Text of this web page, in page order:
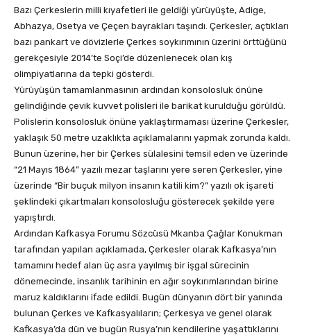
Bazı Çerkeslerin milli kıyafetleri ile geldiği yürüyüşte, Adige,
Abhazya, Osetya ve Çeçen bayrakları taşındı. Çerkesler, açtıkları
bazı pankart ve dövizlerle Çerkes soykırımının üzerini örttüğünü
gerekçesiyle 2014’te Soçi’de düzenlenecek olan kış
olimpiyatlarına da tepki gösterdi.
Yürüyüşün tamamlanmasının ardından konsolosluk önüne
gelindiğinde çevik kuvvet polisleri ile barikat kurulduğu görüldü.
Polislerin konsolosluk önüne yaklaştırmaması üzerine Çerkesler,
yaklaşık 50 metre uzaklıkta açıklamalarını yapmak zorunda kaldı.
Bunun üzerine, her bir Çerkes sülalesini temsil eden ve üzerinde
“21 Mayıs 1864” yazılı mezar taşlarını yere seren Çerkesler, yine
üzerinde “Bir buçuk milyon insanın katili kim?” yazılı ok işareti
şeklindeki çıkartmaları konsolosluğu gösterecek şekilde yere
yapıştırdı.
Ardından Kafkasya Forumu Sözcüsü Mkanba Çağlar Konukman
tarafından yapılan açıklamada, Çerkesler olarak Kafkasya’nın
tamamını hedef alan üç asra yayılmış bir işgal sürecinin
dönemecinde, insanlık tarihinin en ağır soykırımlarından birine
maruz kaldıklarını ifade edildi. Bugün dünyanın dört bir yanında
bulunan Çerkes ve Kafkasyalıların; Çerkesya ve genel olarak
Kafkasya’da dün ve bugün Rusya’nın kendilerine yaşattıklarını